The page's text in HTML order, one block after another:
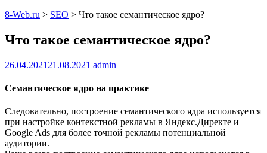
8-Web.ru > SEO > Что такое семантическое ядро?
Что такое семантическое ядро?
26.04.2021 21.08.2021 admin
Семантическое ядро на практике
Следовательно, построение семантического ядра используется
при настройке контекстной рекламы в Яндекс.Директе и
Google Ads для более точной рекламы потенциальной
аудитории.